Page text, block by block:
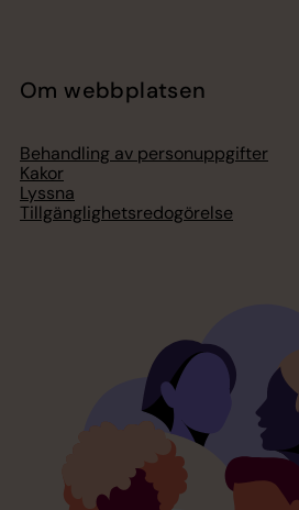
Om webbplatsen
Behandling av personuppgifter
Kakor
Lyssna
Tillgänglighetsredogörelse